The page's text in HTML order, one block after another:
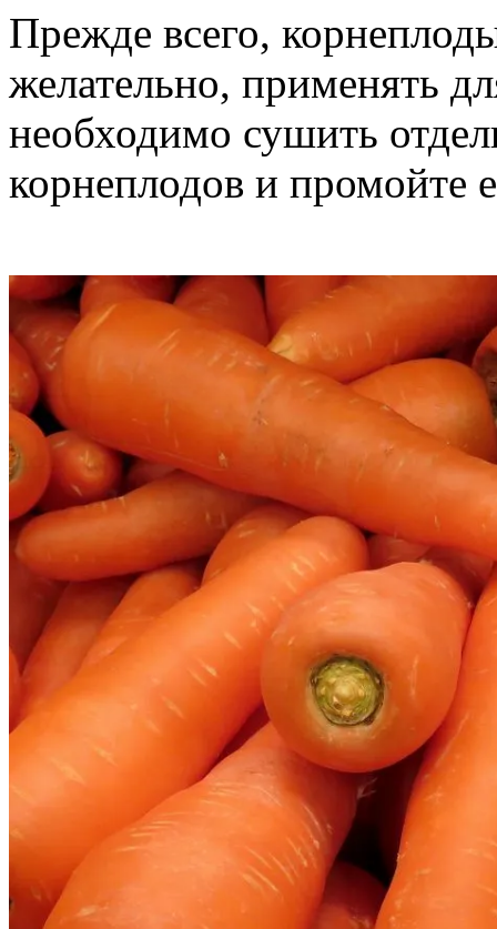
Прежде всего,
желательно, применять
необходимо сушить
корнеплодов и промойте